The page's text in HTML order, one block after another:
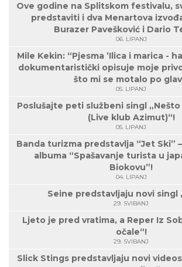
Ove godine na Splitskom festivalu,
predstaviti i dva Menartova
Burazer Pavešković i Dario
06. LIPANJ
Mile Kekin: “Pjesma ’Ilica i marica -
dokumentaristički opisuje moje
što mi se motalo po
05. LIPANJ
Poslušajte peti službeni singl
(Live klub Azimut)“!
05. LIPANJ
Banda turizma predstavlja “Jet Ski”
albuma “Spašavanje turista u
Biokovu”!
04. LIPANJ
Seine predstavljaju novi singl
29. SVIBANJ
Ljeto je pred vratima, a Reper Iz
očale“!
29. SVIBANJ
Slick Stings predstavljaju novi